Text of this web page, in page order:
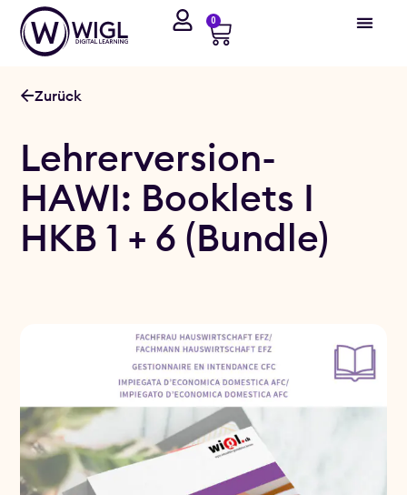
0
Zurück
Lehrerversion-
HAWI: Booklets I
HKB 1 + 6 (Bundle)